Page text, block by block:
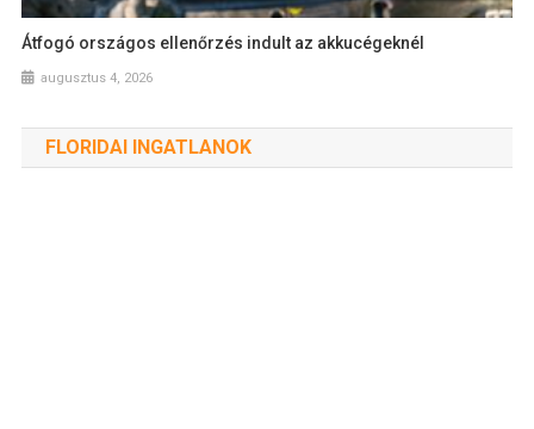
Átfogó országos ellenőrzés indult az akkucégeknél
augusztus 4, 2026
FLORIDAI INGATLANOK